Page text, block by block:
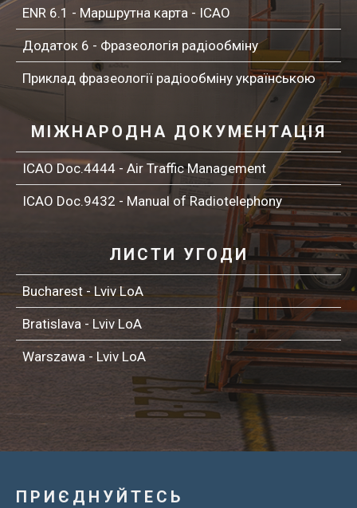
ENR 6.1 - Маршрутна карта - ICAO
Додаток 6 - Фразеологія радіообміну
Приклад фразеології радіообміну українською
МІЖНАРОДНА ДОКУМЕНТАЦІЯ
ICAO Doc.4444 - Air Traffic Management
ICAO Doc.9432 - Manual of Radiotelephony
ЛИСТИ УГОДИ
Bucharest - Lviv LoA
Bratislava - Lviv LoA
Warszawa - Lviv LoA
ПРИЄДНУЙТЕСЬ